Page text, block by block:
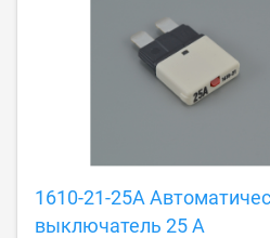
1610-21-25A
выключатель 25 А